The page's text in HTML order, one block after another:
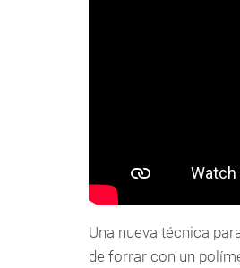
Una nueva técnica
de forrar con un